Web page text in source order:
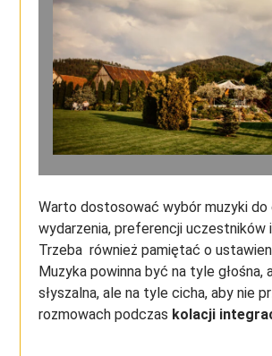
Warto dostosować wybór muzyki do
wydarzenia, preferencji uczestników
Trzeba również pamiętać o
Muzyka powinna być na tyle głośna,
słyszalna, ale na tyle cicha, aby nie
rozmowach podczas kolacji